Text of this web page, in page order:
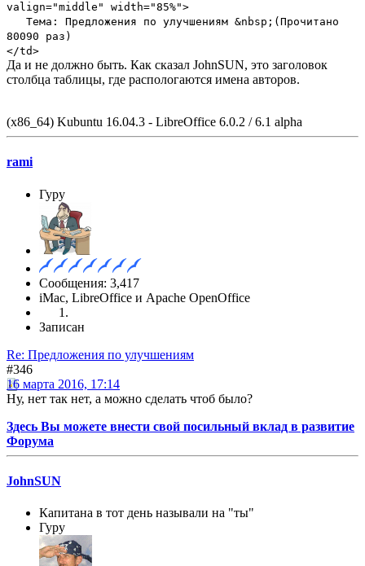
valign="middle" width="85%">
Тема: Предложения по улучшениям &nbsp;(Прочитано
80090 раз)
</td>
Да и не должно быть. Как сказал JohnSUN, это заголовок
столбца таблицы, где распологаются имена авторов.
(x86_64) Kubuntu 16.04.3 - LibreOffice 6.0.2 / 6.1 alpha
rami
Гуру
Сообщения: 3,417
iMac, LibreOffice и Apache OpenOffice
Записан
Re: Предложения по улучшениям
#346
16 марта 2016, 17:14
Ну, нет так нет, а можно сделать чтоб было?
Здесь Вы можете внести свой посильный вклад в развитие
Форума
JohnSUN
Капитана в тот день называли на "ты"
Гуру